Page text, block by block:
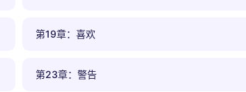
第19章：喜欢
第23章：警告